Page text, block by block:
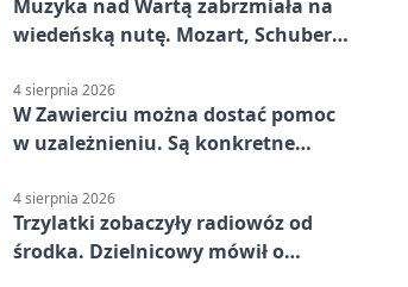
Muzyka nad Wartą zabrzmiała na
wiedeńską nutę. Mozart, Schubert i
4 sierpnia 2026
W Zawierciu można dostać pomoc
w uzależnieniu. Są konkretne
4 sierpnia 2026
Trzylatki zobaczyły radiowóz od
środka. Dzielnicowy mówił o